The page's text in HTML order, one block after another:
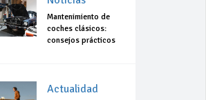
Mantenimiento de
coches clásicos:
consejos prácticos
Actualidad